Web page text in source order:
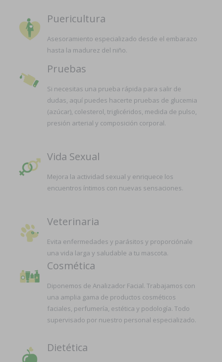
Puericultura
Asesoramiento especializado desde el embarazo
hasta la madurez del niño.
Pruebas
Si necesitas una prueba rápida para salir de
dudas, aquí puedes hacerte pruebas de glucemia
(azúcar), colesterol, triglicéridos, medida de pulso,
presión arterial y composición corporal.
Vida Sexual
Mejora la actividad sexual y enriquece los
encuentros íntimos con nuevas sensaciones.
Veterinaria
Evita enfermedades y parásitos y proporciónale
una vida larga y saludable a tu mascota.
Cosmética
Diponemos de Analizador Facial. Trabajamos con
una amplia gama de productos cosméticos
faciales, perfumería, estética y podología. Todo
supervisado por nuestro personal especializado.
Dietética